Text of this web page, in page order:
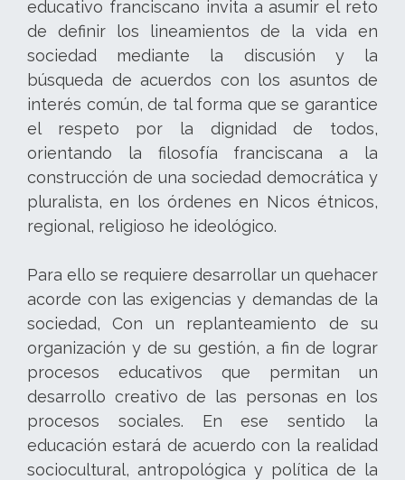
educativo franciscano invita a asumir el reto
de definir los lineamientos de la vida en
sociedad mediante la discusión y la
búsqueda de acuerdos con los asuntos de
interés común, de tal forma que se garantice
el respeto por la dignidad de todos,
orientando la filosofía franciscana a la
construcción de una sociedad democrática y
pluralista, en los órdenes en Nicos étnicos,
regional, religioso he ideológico.
Para ello se requiere desarrollar un quehacer
acorde con las exigencias y demandas de la
sociedad, Con un replanteamiento de su
organización y de su gestión, a fin de lograr
procesos educativos que permitan un
desarrollo creativo de las personas en los
procesos sociales. En ese sentido la
educación estará de acuerdo con la realidad
sociocultural, antropológica y política de la